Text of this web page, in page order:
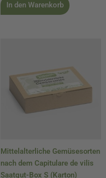
In den Warenkorb
Mittelalterliche Gemüsesorten
nach dem Capitulare de vilis
Saatgut-Box S (Karton)